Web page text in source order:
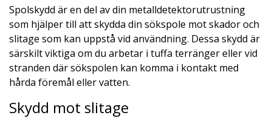
Spolskydd är en del av din metalldetektorutrustning
som hjälper till att skydda din sökspole mot skador och
slitage som kan uppstå vid användning. Dessa skydd är
särskilt viktiga om du arbetar i tuffa terränger eller vid
stranden där sökspolen kan komma i kontakt med
hårda föremål eller vatten.
Skydd mot slitage